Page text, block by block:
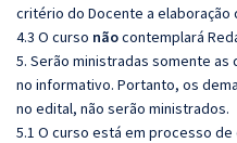
critério do Docente a elaboração
4.3 O curso nãocontemplará
5. Serão ministradas somente
no informativo. Portanto, os
no edital, não serão ministrados.
5.1 O curso está em processo